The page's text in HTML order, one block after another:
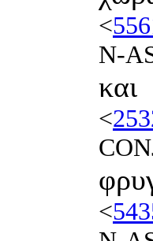
<
N-
και
<
<